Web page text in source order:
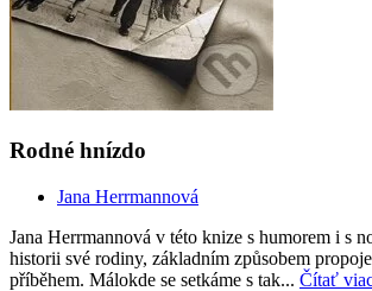
Rodné hnízdo
Jana Herrmannová
Jana Herrmannová v této knize s humorem i s
historii své rodiny, základním způsobem
příběhem. Málokde se setkáme s tak... Čítať